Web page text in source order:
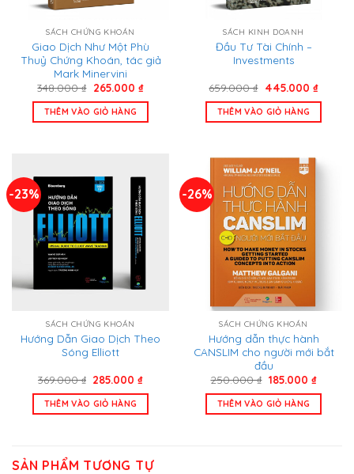
SÁCH CHỨNG KHOÁN
Giao Dịch Như Một Phù
Thuỷ Chứng Khoán, tác giả
Mark Minervini
348.000₫ Giá
là:
348.000 ₫.
265.000 ₫Giá
tại
THÊM VÀO GIỎ HÀNG
SÁCH KINH DOANH
Đầu Tư Tài Chính –
Investments
659.000₫ Giá
là:
659.000 ₫.
445.000 ₫Giá
tại
THÊM VÀO GIỎ HÀNG
-23%
SÁCH CHỨNG KHOÁN
Hướng Dẫn Giao Dịch Theo
Sóng Elliott
369.000₫ Giá
là:
369.000 ₫.
285.000₫Giá
tại
THÊM VÀO GIỎ HÀNG
-26%
SÁCH CHỨNG KHOÁN
Hướng dẫn thực hành
CANSLIM cho người mới bắt
đầu
250.000₫ Giá
là:
250.000 ₫.
185.000 ₫Giá
tại
THÊM VÀO GIỎ HÀNG
SẢN PHẨM TƯƠNG TỰ